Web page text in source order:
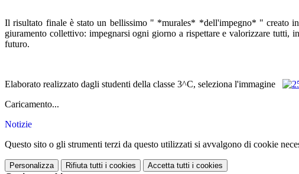
Il risultato finale è stato un bellissimo " *murales* *dell'impegno* " creato
giuramento collettivo: impegnarsi ogni giorno a rispettare e valorizzare tutti,
futuro.
Elaborato realizzato dagli studenti della classe 3^C, seleziona l'immagine
Caricamento...
Notizie
Questo sito o gli strumenti terzi da questo utilizzati si avvalgono di cookie
Personalizza Rifiuta tutti i cookies Accetta tutti i cookies